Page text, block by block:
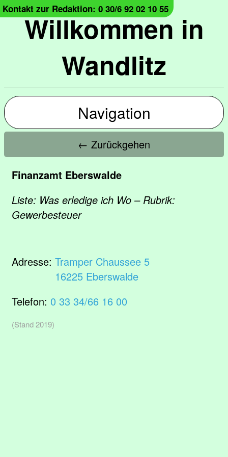
Willkommen in
Wandlitz
Kontakt zur Redaktion: 0 30/6 92 02 10 55
Navigation
← Zurückgehen
Finanzamt Eberswalde
Liste: Was erledige ich Wo – Rubrik:
Gewerbesteuer
Adresse: Tramper Chaussee 5
16225 Eberswalde
Telefon: 0 33 34/66 16 00
(Stand 2019)